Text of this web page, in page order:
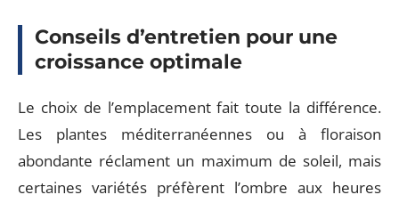
Conseils d’entretien pour une
croissance optimale
Le choix de l’emplacement fait toute la différence.
Les plantes méditerranéennes ou à floraison
abondante réclament un maximum de soleil, mais
certaines variétés préfèrent l’ombre aux heures